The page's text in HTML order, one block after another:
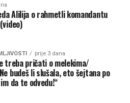
Alilija o rahmetli komandantu
prije 3 dana
treba pričati o melekima/
budeš li slušala, eto šejtana po
da te odvedu!“